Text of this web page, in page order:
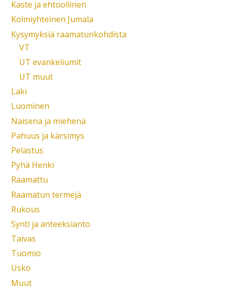
Kaste ja ehtoollinen
Kolmiyhteinen Jumala
Kysymyksiä raamatunkohdista
VT
UT evankeliumit
UT muut
Laki
Luominen
Naisena ja miehenä
Pahuus ja kärsimys
Pelastus
Pyhä Henki
Raamattu
Raamatun termejä
Rukous
Synti ja anteeksianto
Taivas
Tuomio
Usko
Muut